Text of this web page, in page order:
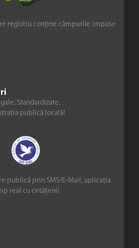
registru conține câmpurile impuse
Standardizate.
publică locală!
publică prin SMS/E-Mail, aplicația
real cu cetățenii